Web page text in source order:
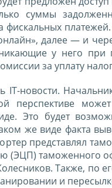
суммы
фискальных
далее — и
у него
за уплату
новости.
перспективе
Это будет
же виде факта
представлял
(ЭЦП) таможенного
Также, по
и